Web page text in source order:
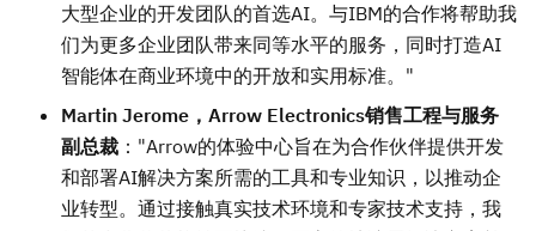
大型企业的开发团队的首选AI。与IBM的合作将帮助我
们为更多企业团队带来同等水平的服务，同时打造AI
智能体在商业环境中的开放和实用标准。"
Martin Jerome，Arrow Electronics销售工程与服务
副总裁 ："Arrow的体验中心旨在为合作伙伴提供开发
和部署AI解决方案所需的工具和专业知识，以推动企
业转型。通过接触真实技术环境和专家技术支持，我